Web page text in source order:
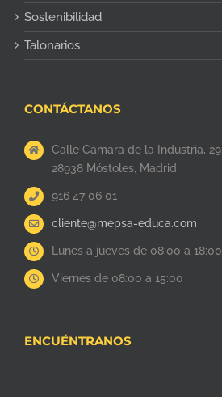
Sostenibilidad
Talonarios
CONTÁCTANOS
Calle Cámara de la Industria, 29
28938 Móstoles, Madrid
916 47 06 01
cliente@mepsa-educa.com
Lunes a jueves de 08:00 a 18:00
Viernes de 08:00 a 15:00
ENCUÉNTRANOS